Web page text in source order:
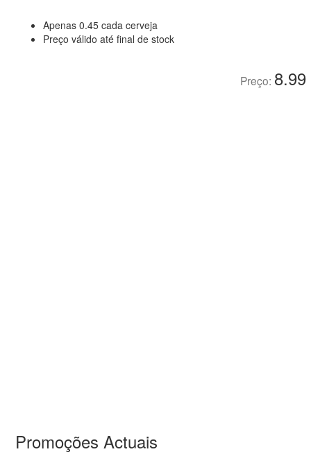
Apenas 0.45 cada cerveja
Preço válido até final de stock
Preço: 8.99
Promoções Actuais